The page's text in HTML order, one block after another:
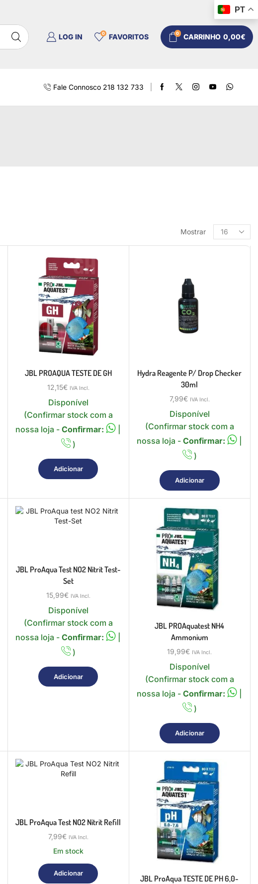
LOG IN 0 FAVORITOS 0 CARRINHO 0,00€
Fale Connosco 218 132 733
Mostrar
JBL PROAQUA TESTE DE GH
12,15€ IVA Incl.
Disponível
(Confirmar stock com a
nossa loja -Confirmar:
)
Adicionar
Hydra Reagente P/ Drop Checker
30ml
7,99€ IVA Incl.
Disponível
(Confirmar stock com a
nossa loja -Confirmar:
)
Adicionar
JBL ProAqua Test NO2 Nitrit Test-
Set
15,99€ IVA Incl.
Disponível
(Confirmar stock com a
nossa loja -Confirmar:
)
Adicionar
JBL PROAquatest NH4
Ammonium
19,99€ IVA Incl.
Disponível
(Confirmar stock com a
nossa loja -Confirmar:
)
Adicionar
JBL ProAqua Test NO2 Nitrit Refill
7,99€ IVA Incl.
Em stock
Adicionar
JBL ProAqua TESTE DE PH 6,0-
PT